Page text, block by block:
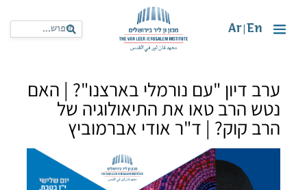
En
Ar
ערב דיון "עם נורמלי בארצנו"? | האם
נטש הרב טאו את התיאולוגיה של
הרב קוק? | ד"ר אודי אברמוביץ